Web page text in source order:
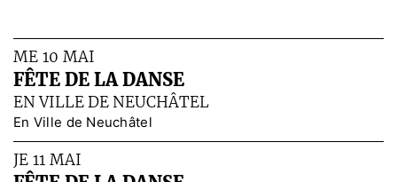
ME 10 MAI
FÊTE DE LA DANSE
EN VILLE DE NEUCHÂTEL
En Ville de Neuchâtel
JE 11 MAI